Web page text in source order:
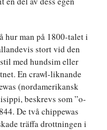
hur man på 1800-talet i
stort vid den
med hundsim eller
En crawl-liknande
(nordamerikansk
beskrevs som ”o-
De två chippewas
träffa drottningen i